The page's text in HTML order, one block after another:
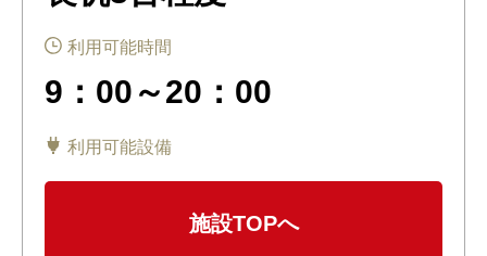
利用可能時間
9：00～20：00
利用可能設備
施設TOPへ